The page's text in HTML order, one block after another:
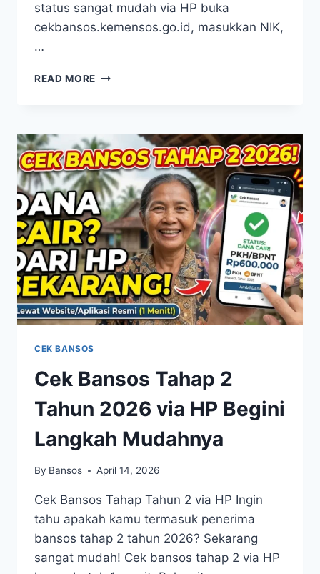
status sangat mudah via HP buka
cekbansos.kemensos.go.id, masukkan NIK,
…
READ MORE BANSOS
SUDAH
MULAI
INI
CARA
CEK
SYARAT
DAN
STATUS
PENERIMA
CEK BANSOS
Cek Bansos Tahap 2
Tahun 2026 via HP Begini
Langkah Mudahnya
By Bansos April 14, 2026
Cek Bansos Tahap Tahun 2 via HP Ingin
tahu apakah kamu termasuk penerima
bansos tahap 2 tahun 2026? Sekarang
sangat mudah! Cek bansos tahap 2 via HP